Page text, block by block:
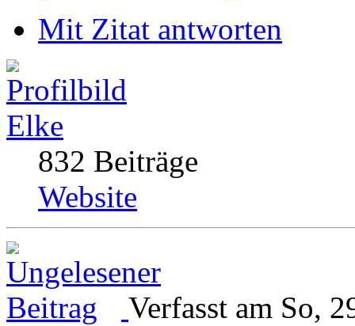
Mit Zitat antworten
Elke
832 Beiträge
Website
Verfasst am So,